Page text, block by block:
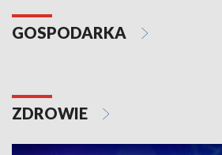
GOSPODARKA
ZDROWIE